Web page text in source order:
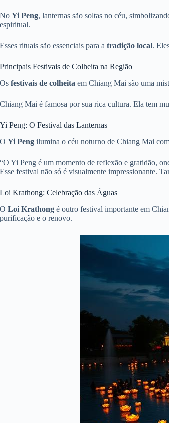
No Yi Peng, lanternas são soltas no céu,
espiritual.
Esses rituais são essenciais para a tradição local.
Principais Festivais de Colheita na Região
Os festivais de colheita em Chiang Mai são uma
Chiang Mai é famosa por sua rica cultura. Ela tem
Yi Peng: O Festival das Lanternas
O Yi Peng ilumina o céu noturno de Chiang Mai
“O Yi Peng é um momento de reflexão e gratidão,
Esse festival não só é visualmente impressionante.
Loi Krathong: Celebração das Águas
O Loi Krathong é outro festival importante em
purificação e o renovo.